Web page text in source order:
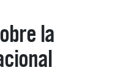
la